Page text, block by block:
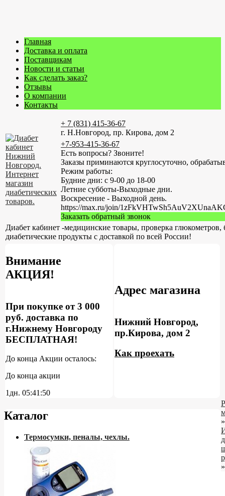
Главная
Доставка и оплата
Поставщикам
Новости и статьи
Как сделать заказ?
Отзывы
О компании
Контакты
+ 7 (831) 415-36-67
г. Н.Новгород, пр. Кирова, дом 2
+7-953-415-36-67
Есть вопросы? Звоните!
Заказы приминаются круглосуточно,
Режим работы:
Будние дни: с 9-00 до 18-00
Летние субботы-Выходные дни.
Воскресение - Выходной день.
https://max.ru/join/
Заказать обратный звонок
Диабет кабинет -медицинские товары, проверка глюкометров,
диабетические продукты с доставкой по всей России!
Внимание
АКЦИЯ!
При покупке от 3 000
руб. доставка по
г.Нижнему Новгороду
БЕСПЛАТНАЯ!
До конца Акции осталось:
До конца акции
1дн. 05:41:49
Адрес магазина
Нижний Новгород,
пр.Кирова, дом 2
Как проехать
Каталог
Термосумки, пеналы, чехлы.
»
»